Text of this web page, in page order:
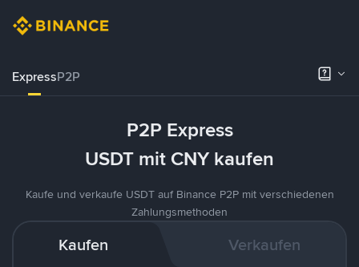
ExpressP2P
P2P Express
USDT mit CNY kaufen
Kaufe und verkaufe USDT auf Binance P2P mit verschiedenen
Zahlungsmethoden
Kaufen Verkaufen